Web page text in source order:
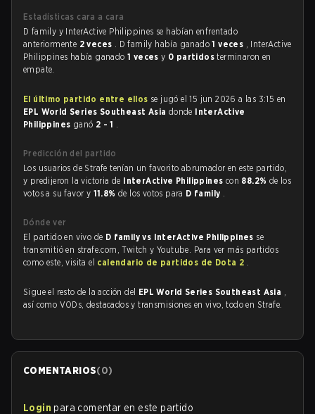
Estadísticas cara a cara
D family y InterActive Philippines se habían enfrentado
anteriormente 2 veces . D family había ganado1 veces , InterActive
Philippines había ganado 1 vecesy 0 partidosterminaron en
empate.
El último partido entre ellos se jugó el 15 jun 2026 a las 3:15 en
EPL World Series Southeast Asia donde InterActive
Philippines ganó 2 - 1 .
Predicción del partido
Los usuarios de Strafe tenían un favorito abrumador en este partido,
y predijeron la victoria de InterActive Philippines con 88.2% de los
votos a su favor y 11.8%de los votos para D family .
Dónde ver
El partido en vivo de D family vs InterActive Philippines se
transmitió en strafe.com, Twitch y Youtube. Para ver más partidos
como este, visita el calendario de partidos de Dota 2 .
Sigue el resto de la acción del EPL World Series Southeast Asia ,
así como VODs, destacados y transmisiones en vivo, todo en Strafe.
COMENTARIOS(0)
Login para comentar en este partido